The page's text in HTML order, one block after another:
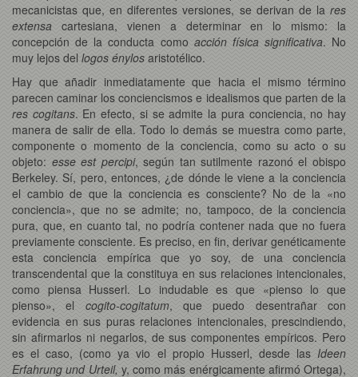
mecanicistas que, en diferentes versiones, se derivan de la res
extensa cartesiana, vienen a determinar en lo mismo: la
concepción de la conducta como acción física significativa. No
muy lejos del logos énylos aristotélico.
Hay que añadir inmediatamente que hacia el mismo término
parecen caminar los conciencismos e idealismos que parten de la
res cogitans. En efecto, si se admite la pura conciencia, no hay
manera de salir de ella. Todo lo demás se muestra como parte,
componente o momento de la conciencia, como su acto o su
objeto: esse est percipi, según tan sutilmente razonó el obispo
Berkeley. Sí, pero, entonces, ¿de dónde le viene a la conciencia
el cambio de que la conciencia es consciente? No de la «no
conciencia», que no se admite; no, tampoco, de la conciencia
pura, que, en cuanto tal, no podría contener nada que no fuera
previamente consciente. Es preciso, en fin, derivar genéticamente
esta conciencia empírica que yo soy, de una conciencia
transcendental que la constituya en sus relaciones intencionales,
como piensa Husserl. Lo indudable es que «pienso lo que
pienso», el cogito-cogitatum, que puedo desentrañar con
evidencia en sus puras relaciones intencionales, prescindiendo,
sin afirmarlos ni negarlos, de sus componentes empíricos. Pero
es el caso, (como ya vio el propio Husserl, desde las Ideen
Erfahrung und Urteil, y, como más enérgicamente afirmó Ortega),